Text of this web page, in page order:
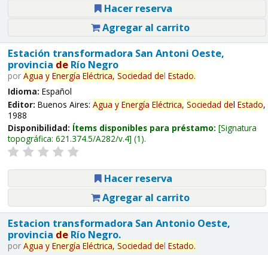
Hacer reserva
Agregar al carrito
Estación transformadora San Antoni Oeste,
provincia deRío Negro
por Agua y Energía Eléctrica, Sociedad del Estado.
Idioma: Español
Editor: Buenos Aires: Agua y Energía Eléctrica, Sociedad del Estado,
1988
Disponibilidad: Ítems disponibles para préstamo: Signatura
topográfica: 621.374.5/A282/v.4 (1).
Hacer reserva
Agregar al carrito
Estacion transformadora San Antonio Oeste,
provincia deRío Negro.
por Agua y Energía Eléctrica, Sociedad del Estado.